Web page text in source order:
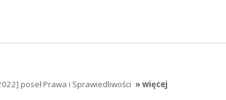
poseł Prawa i Sprawiedliwości » więcej